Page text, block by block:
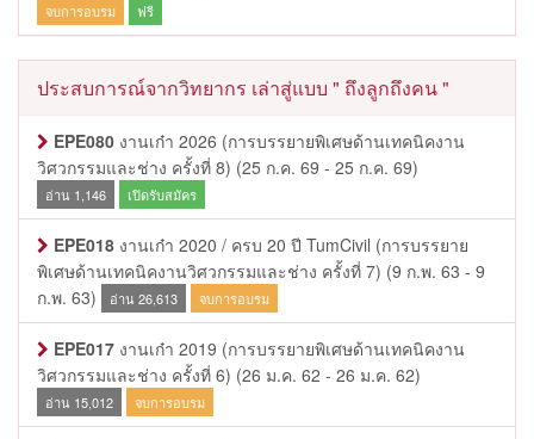
จบการอบรม
ฟรี
ประสบการณ์จากวิทยากร เล่าสู่แบบ " ถึงลูกถึงคน "
EPE080 งานเก๋า 2026 (การบรรยายพิเศษด้านเทคนิคงาน
วิศวกรรมและช่าง ครั้งที่ 8) (25 ก.ค. 69 - 25 ก.ค. 69)
อ่าน 1,146 เปิดรับสมัคร
EPE018 งานเก๋า 2020 / ครบ 20 ปี TumCivil (การบรรยาย
พิเศษด้านเทคนิคงานวิศวกรรมและช่าง ครั้งที่ 7) (9 ก.พ. 63 - 9
ก.พ. 63)
อ่าน 26,613 จบการอบรม
EPE017 งานเก๋า 2019 (การบรรยายพิเศษด้านเทคนิคงาน
วิศวกรรมและช่าง ครั้งที่ 6) (26 ม.ค. 62 - 26 ม.ค. 62)
อ่าน 15,012 จบการอบรม